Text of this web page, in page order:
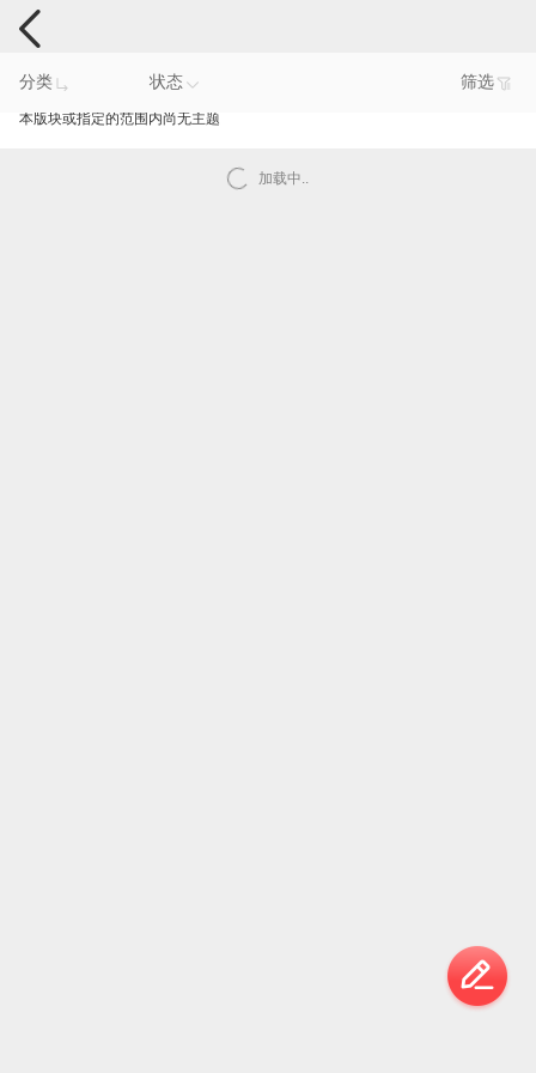
电脑反馈
分类 状态 筛选
本版块或指定的范围内尚无主题
加载中..